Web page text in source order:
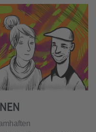
© Goethe-Institut New Delhi